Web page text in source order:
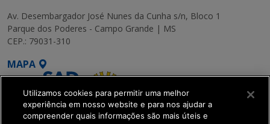
Av. Desembargador José Nunes da Cunha s/n, Bloco 1
Parque dos Poderes - Campo Grande | MS
CEP.: 79031-310
MAPA
Utilizamos cookies para permitir uma melhor
experiência em nosso website e para nos ajudar a
compreender quais informações são mais úteis e